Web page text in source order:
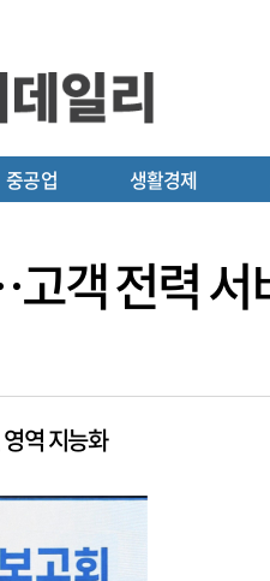
중공업 생활경제
객 전력
역 지능화